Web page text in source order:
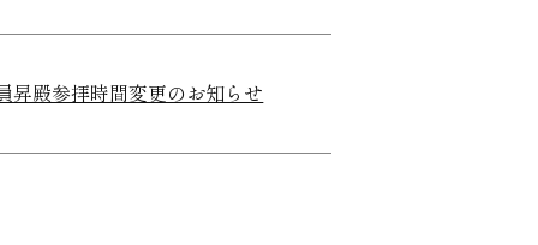
殿参拝時間変更のお知らせ